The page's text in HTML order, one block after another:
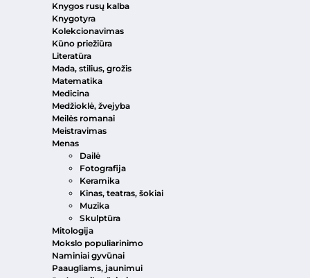
Knygos rusų kalba
Knygotyra
Kolekcionavimas
Kūno priežiūra
Literatūra
Mada, stilius, grožis
Matematika
Medicina
Medžioklė, žvejyba
Meilės romanai
Meistravimas
Menas
Dailė
Fotografija
Keramika
Kinas, teatras, šokiai
Muzika
Skulptūra
Mitologija
Mokslo populiarinimo
Naminiai gyvūnai
Paaugliams, jaunimui